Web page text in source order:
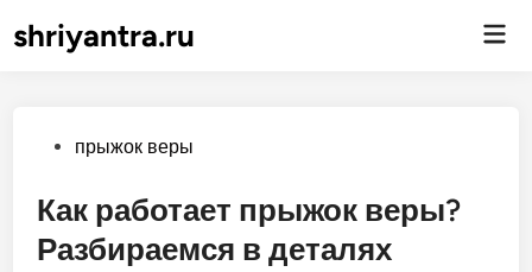
shriyantra.ru
Опубликовано
прыжок веры
Как работает прыжок веры?
Разбираемся в деталях